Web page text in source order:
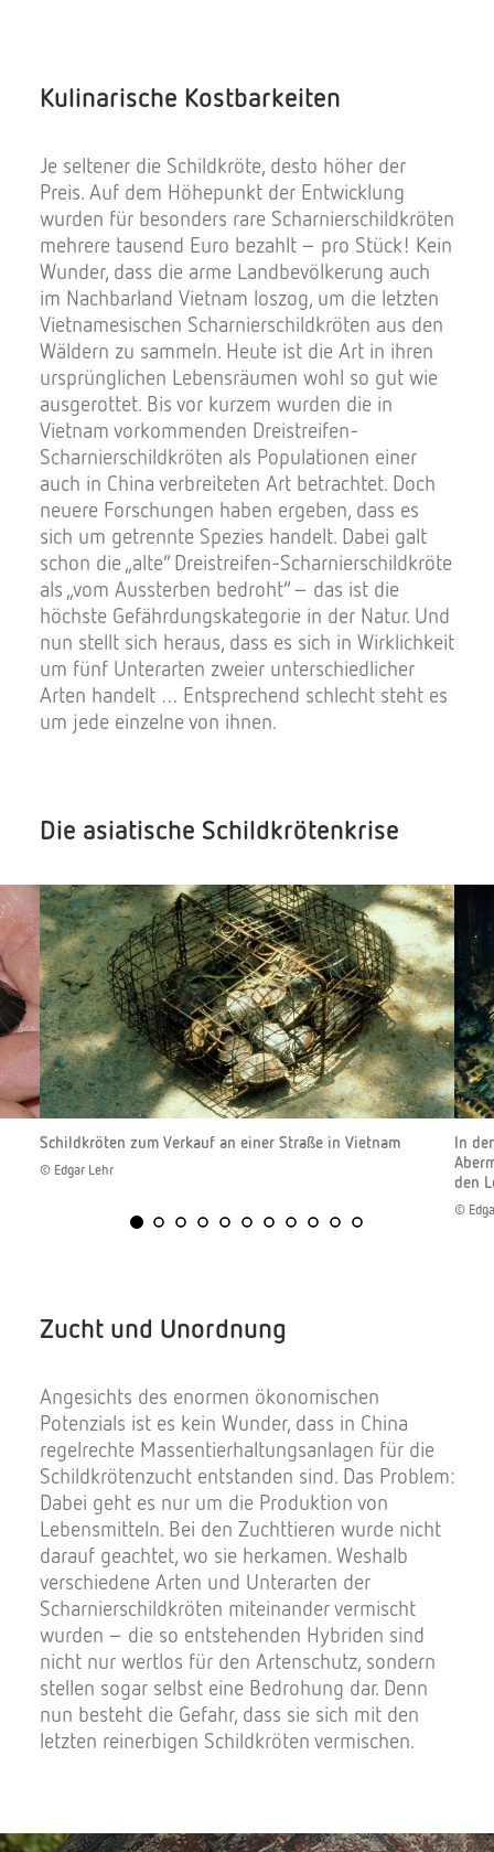
Kulinarische Kostbarkeiten
Je seltener die Schildkröte, desto höher der
Preis. Auf dem Höhepunkt der Entwicklung
wurden für besonders rare Scharnierschildkröten
mehrere tausend Euro bezahlt – pro Stück! Kein
Wunder, dass die arme Landbevölkerung auch
im Nachbarland Vietnam loszog, um die letzten
Vietnamesischen Scharnierschildkröten aus den
Wäldern zu sammeln. Heute ist die Art in ihren
ursprünglichen Lebensräumen wohl so gut wie
ausgerottet. Bis vor kurzem wurden die in
Vietnam vorkommenden Dreistreifen-
Scharnierschildkröten als Populationen einer
auch in China verbreiteten Art betrachtet. Doch
neuere Forschungen haben ergeben, dass es
sich um getrennte Spezies handelt. Dabei galt
schon die „alte“ Dreistreifen-Scharnierschildkröte
als „vom Aussterben bedroht“ – das ist die
höchste Gefährdungskategorie in der Natur. Und
nun stellt sich heraus, dass es sich in Wirklichkeit
um fünf Unterarten zweier unterschiedlicher
Arten handelt … Entsprechend schlecht steht es
um jede einzelne von ihnen.
Die asiatische Schildkrötenkrise
Schildkröten zum Verkauf an einer Straße in Vietnam
© Edgar Lehr
In
den
©
Zucht und Unordnung
Angesichts des enormen ökonomischen
Potenzials ist es kein Wunder, dass in China
regelrechte Massentierhaltungsanlagen für die
Schildkrötenzucht entstanden sind. Das Problem:
Dabei geht es nur um die Produktion von
Lebensmitteln. Bei den Zuchttieren wurde nicht
darauf geachtet, wo sie herkamen. Weshalb
verschiedene Arten und Unterarten der
Scharnierschildkröten miteinander vermischt
wurden – die so entstehenden Hybriden sind
nicht nur wertlos für den Artenschutz, sondern
stellen sogar selbst eine Bedrohung dar. Denn
nun besteht die Gefahr, dass sie sich mit den
letzten reinerbigen Schildkröten vermischen.